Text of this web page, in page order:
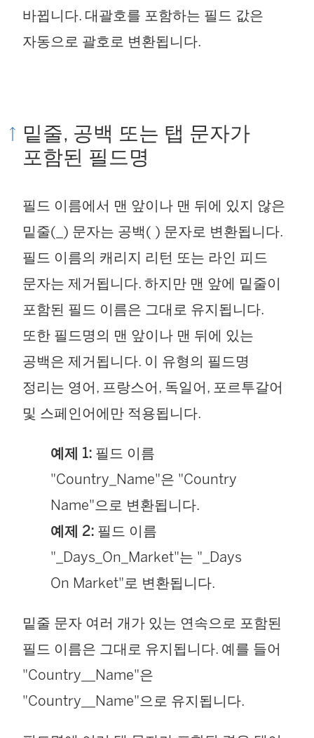
바뀝니다. 대괄호를 포함하는 필드 값은
자동으로 괄호로 변환됩니다.
밑줄, 공백 또는 탭 문자가
포함된 필드명
필드 이름에서 맨 앞이나 맨 뒤에 있지 않은
밑줄(_) 문자는 공백( ) 문자로 변환됩니다.
필드 이름의 캐리지 리턴 또는 라인 피드
문자는 제거됩니다. 하지만 맨 앞에 밑줄이
포함된 필드 이름은 그대로 유지됩니다.
또한 필드명의 맨 앞이나 맨 뒤에 있는
공백은 제거됩니다. 이 유형의 필드명
정리는 영어, 프랑스어, 독일어, 포르투갈어
및 스페인어에만 적용됩니다.
예제 1: 필드 이름
"Country_Name"은 "Country
Name"으로 변환됩니다.
예제 2: 필드 이름
"_Days_On_Market"는 "_Days
On Market"로 변환됩니다.
밑줄 문자 여러 개가 있는 연속으로 포함된
필드 이름은 그대로 유지됩니다. 예를 들어
"Country__Name"은
"Country__Name"으로 유지됩니다.